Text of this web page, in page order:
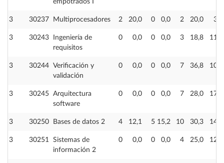
empotrados I
3 30237 Multiprocesadores 2 20,0 0 0,0 2 20,0 3
3 30243
Ingeniería de
requisitos
0 0,0 0 0,0 3 18,8 11
3 30244 Verificación y
validación
0 0,0 0 0,0 7 36,8 10
3 30245 Arquitectura
software
0 0,0 0 0,0 7 28,0 17
3 30250 Bases de datos 2 4 12,1 5 15,2 10 30,3 14
3 30251 Sistemas de
información 2
0 0,0 0 0,0 4 25,0 12